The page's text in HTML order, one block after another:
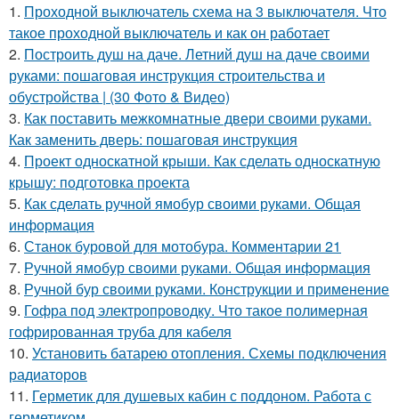
1. Проходной выключатель схема на 3 выключателя. Что
такое проходной выключатель и как он работает
2. Построить душ на даче. Летний душ на даче своими
руками: пошаговая инструкция строительства и
обустройства | (30 Фото & Видео)
3. Как поставить межкомнатные двери своими руками.
Как заменить дверь: пошаговая инструкция
4. Проект односкатной крыши. Как сделать односкатную
крышу: подготовка проекта
5. Как сделать ручной ямобур своими руками. Общая
информация
6. Станок буровой для мотобура. Комментарии 21
7. Ручной ямобур своими руками. Общая информация
8. Ручной бур своими руками. Конструкции и применение
9. Гофра под электропроводку. Что такое полимерная
гофрированная труба для кабеля
10. Установить батарею отопления. Схемы подключения
радиаторов
11. Герметик для душевых кабин с поддоном. Работа с